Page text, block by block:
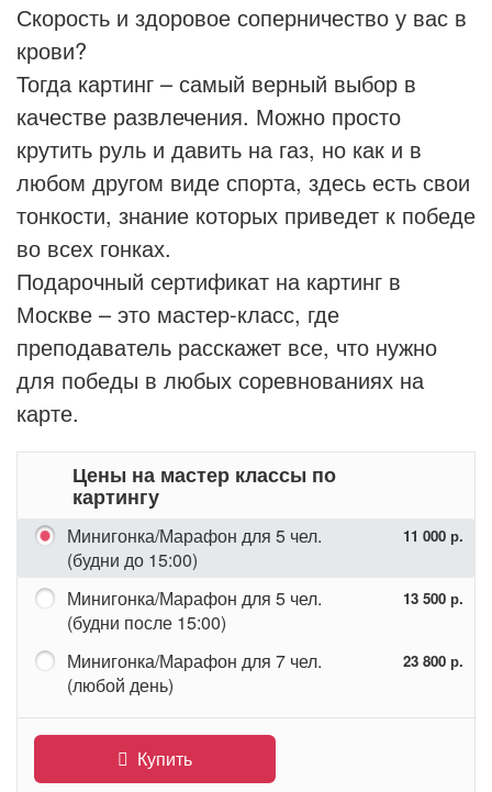
Скорость и здоровое соперничество у вас в
крови?
Тогда картинг – самый верный выбор в
качестве развлечения. Можно просто
крутить руль и давить на газ, но как и в
любом другом виде спорта, здесь есть свои
тонкости, знание которых приведет к победе
во всех гонках.
Подарочный сертификат на картинг в
Москве – это мастер-класс, где
преподаватель расскажет все, что нужно
для победы в любых соревнованиях на
карте.
Цены на мастер классы по
картингу
Минигонка/Марафон для 5 чел.
(будни до 15:00)
11 000 р.
Минигонка/Марафон для 5 чел.
(будни после 15:00)
13 500 р.
Минигонка/Марафон для 7 чел.
(любой день)
23 800 р.
Купить